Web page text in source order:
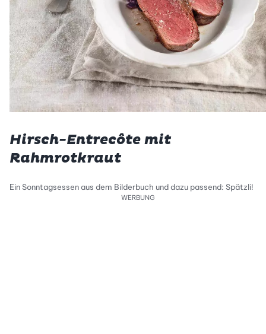
Hirsch-Entrecôte mit
Rahmrotkraut
Ein Sonntagsessen aus dem Bilderbuch und dazu passend: Spätzli!
WERBUNG